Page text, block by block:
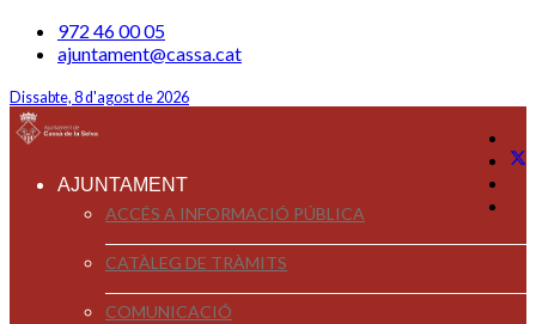
972 46 00 05
ajuntament@cassa.cat
Dissabte, 8 d'agost de 2026
AJUNTAMENT
ACCÉS A INFORMACIÓ PÚBLICA
CATÀLEG DE TRÀMITS
COMUNICACIÓ